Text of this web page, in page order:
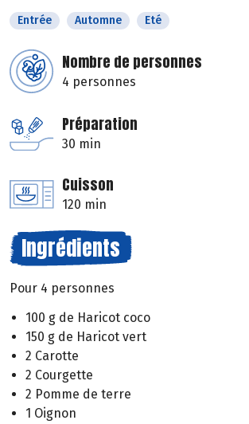
Entrée Automne Eté
Nombre de personnes
4 personnes
Préparation
30 min
Cuisson
120 min
Ingrédients
Pour 4 personnes
100 g de Haricot coco
150 g de Haricot vert
2 Carotte
2 Courgette
2 Pomme de terre
1 Oignon